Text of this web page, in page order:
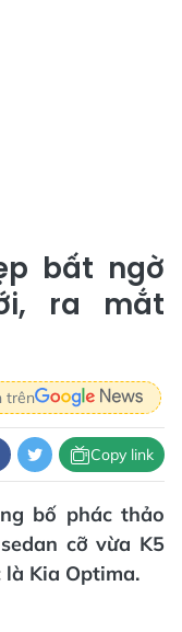
bất ngờ
ra mắt
trên
Copy link
bố phác thảo
cỡ vừa K5
Kia Optima.